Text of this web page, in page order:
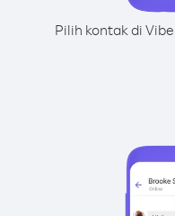
Pilih kontak di